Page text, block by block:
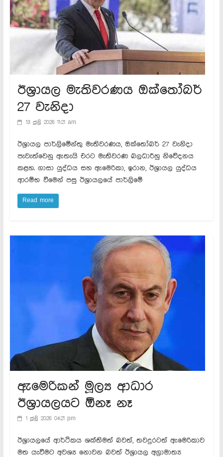
ඊශ්‍රායල මැතිවරණය ඔක්තෝබර්
27 වැනිදා
13 ජූලි 2026 11:21 am
ඊශ්‍රායල පාර්ලිමේන්තු මැතිවරණය, ඔක්තෝබර් 27 වැනිදා
පැවැත්වෙනු ඇතැයි එරට මැතිවරණ බලධාරීහු නිවේදනය
කළහ. ගාසා යුද්ධය සහ ඇමෙරිකා, ඉරාන, ඊශ්‍රායල යුද්ධය
ආරම්භ වීමෙන් පසු ඊශ්‍රායලයේ පාර්ලිමේ
Read more
ඇමෙරිකන් මූල්‍ය ආධාර
ඊශ්‍රායලයට ඕනෑ නෑ
1 ජූලි 2026 04:21 pm
ඊශ්‍රායලයේ ආර්ථිකය ශක්තිමත් බවත්, තවදුරටත් ඇමෙරිකාව
මත යැවීමට අවශ්‍ය නොවන බවත් ඊශ්‍රායල අග්‍රාමාත්‍ය